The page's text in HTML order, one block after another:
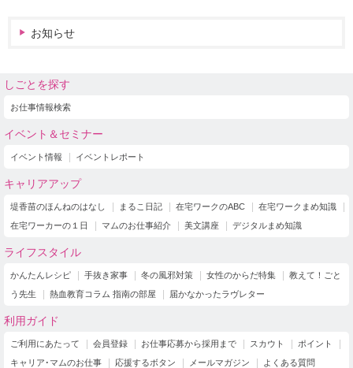
お知らせ
しごとを探す
お仕事情報検索
イベント＆セミナー
イベント情報 イベントレポート
キャリアアップ
堤香苗のほんねのはなし まるこ日記 在宅ワークのABC
在宅ワークまめ知識
在宅ワーカーの１日
マムのお仕事紹介 美文講座 デジタルまめ知識
ライフスタイル
かんたんレシピ 手抜き家事 冬の風邪対策 女性のからだ特集
教えて！ごと
う先生
熱血教育コラム 指南の部屋 届かなかったラヴレター
利用ガイド
ご利用にあたって 会員登録 お仕事応募から採用まで スカウト
ポイント
キャリア･マムのお仕事
応援するボタン メールマガジン よくある質問